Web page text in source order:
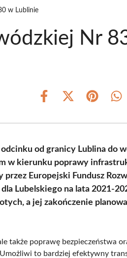
w Lublinie
Nr
Share
Share
(Twitter)
Share
od granicy Lublina do
w kierunku poprawy
Europejski Fundusz
Lubelskiego na lata 2021-
a jej zakończenie
także poprawę bezpieczeństwa
to bardziej efektywny